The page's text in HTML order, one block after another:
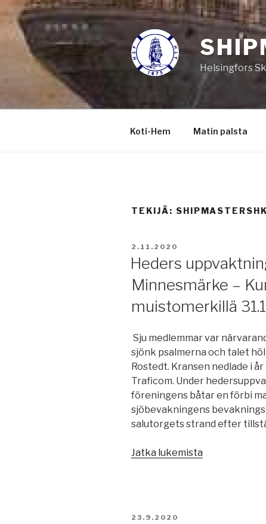
Siirry
sisältöön
Helsingfors
Koti-Hem Matin palsta
TEKIJÄ:
JULKAISTU
2.11.2020
Heders
Minnesmärke –
muistomerkillä
Sju medlemmar var
sjönk psalmerna och talet
Rostedt. Kransen nedlade i
Traficom. Under
föreningens båtar en förbi
sjöbevakningens
salutorgets strand efter
Jatka lukemista
JULKAISTU
23.9.2020